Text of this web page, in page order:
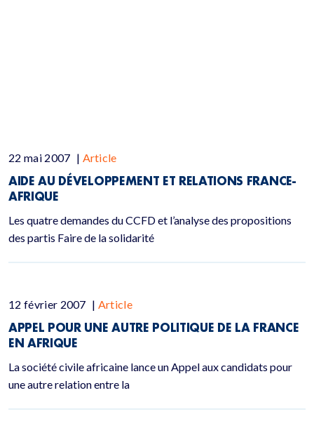
22 mai 2007 | Article
AIDE AU DÉVELOPPEMENT ET RELATIONS FRANCE-
AFRIQUE
Les quatre demandes du CCFD et l’analyse des propositions
des partis Faire de la solidarité
12 février 2007 | Article
APPEL POUR UNE AUTRE POLITIQUE DE LA FRANCE
EN AFRIQUE
La société civile africaine lance un Appel aux candidats pour
une autre relation entre la